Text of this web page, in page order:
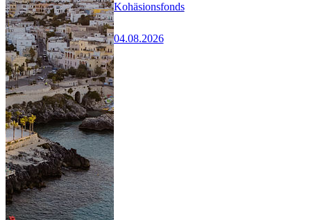
Kohäsionsfonds
04.08.2026